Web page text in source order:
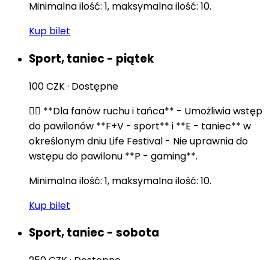
Minimalna ilość: 1, maksymalna ilość: 10.
Kup bilet
Sport, taniec - piątek
100 CZK· Dostępne
🏃‍♂️ **Dla fanów ruchu i tańca** - Umożliwia wstęp
do pawilonów **F+V - sport** i **E - taniec** w
określonym dniu Life Festival - Nie uprawnia do
wstępu do pawilonu **P - gaming**.
Minimalna ilość: 1, maksymalna ilość: 10.
Kup bilet
Sport, taniec - sobota